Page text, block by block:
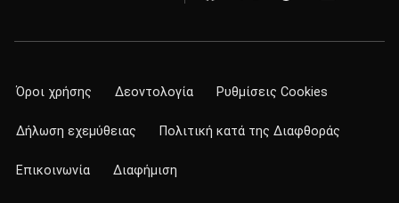
Όροι χρήσης Δεοντολογία Ρυθμίσεις Cookies
Δήλωση εχεμύθειας Πολιτική κατά της Διαφθοράς
Επικοινωνία Διαφήμιση